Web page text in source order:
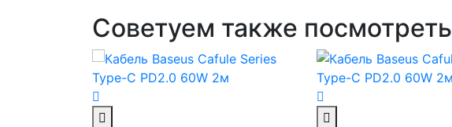
Советуем также посмотреть